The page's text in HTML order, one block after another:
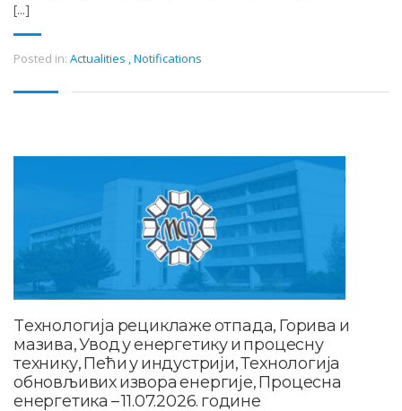
[...]
Posted in: Actualities ,Notifications
Tехнологија рециклаже отпада, Горива и
мазива, Увод у енергетику и процесну
технику, Пећи у индустрији, Технологија
обновљивих извора енергије, Процесна
енергетика – 11.07.2026. године